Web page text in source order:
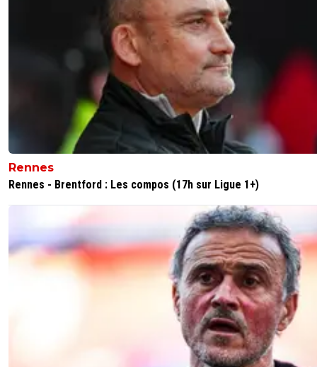
Rennes
Rennes - Brentford : Les compos (17h sur Ligue 1+)